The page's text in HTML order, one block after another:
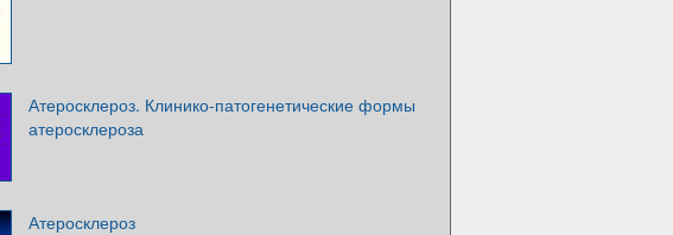
Атеросклероз. Клинико-патогенетические формы
атеросклероза
Атеросклероз